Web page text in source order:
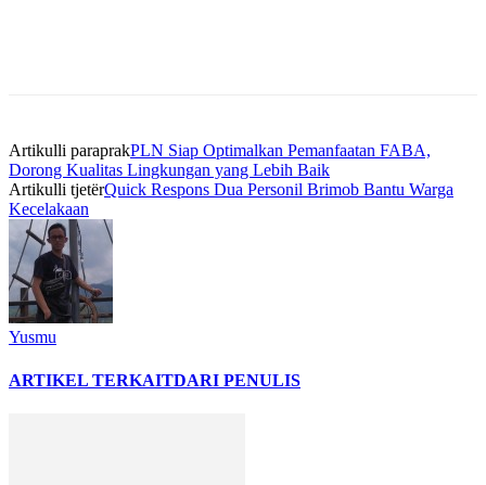
Artikulli paraprakPLN Siap Optimalkan Pemanfaatan FABA,
Dorong Kualitas Lingkungan yang Lebih Baik
Artikulli tjetërQuick Respons Dua Personil Brimob Bantu Warga
Kecelakaan
Yusmu
ARTIKEL TERKAITDARI PENULIS